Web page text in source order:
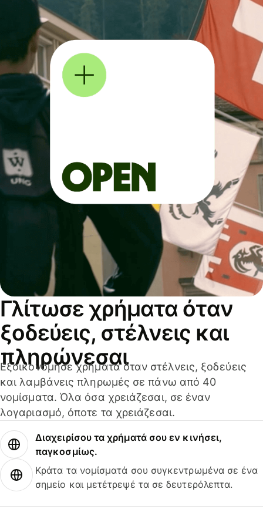
Γλίτωσε χρήματα όταν
ξοδεύεις, στέλνεις και
πληρώνεσαι
Εξοικονόμησε χρήματα όταν στέλνεις, ξοδεύεις
και λαμβάνεις πληρωμές σε πάνω από 40
νομίσματα. Όλα όσα χρειάζεσαι, σε έναν
λογαριασμό, όποτε τα χρειάζεσαι.
Διαχειρίσου τα χρήματά σου εν κινήσει,
παγκοσμίως.
Κράτα τα νομίσματά σου συγκεντρωμένα σε ένα
σημείο και μετέτρεψέ τα σε δευτερόλεπτα.